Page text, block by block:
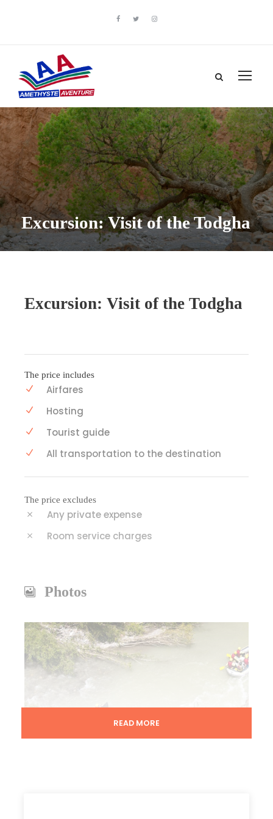
Excursion: Visit of the Todgha
Excursion: Visit of the Todgha
The price includes
Airfares
Hosting
Tourist guide
All transportation to the destination
The price excludes
Any private expense
Room service charges
Photos
READ MORE